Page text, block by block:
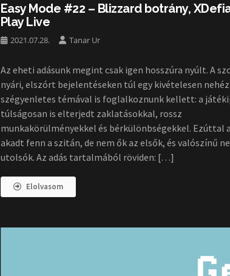
Easy Mode #22 – Blizzard botrány,
Play Live
2021.07.28. Tanar Ur
Az eheti adásunk megint csak igen hosszúra nyúlt. A
nyári, elszórt bejelentéseken túl egy kivételesen nehéz
szégyenletes témával is foglalkoznunk kellett: a
túlságosan is elterjedt zaklatásokkal, rossz
munkakörülményekkel és bérkülönbségekkel. Ezúttal
akadt fenn a szitán, de nem ők az elsők, és valószínű
utolsók. Az adás tartalmából röviden: […]
Elolvasom